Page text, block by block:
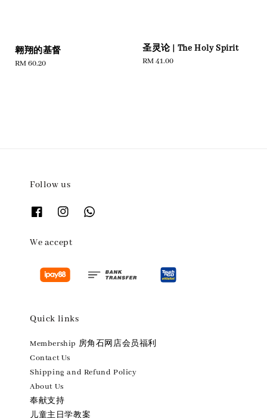
翱翔的基督
Regular
RM 60.20
圣灵论 | The Holy Spirit
Regular
RM 41.00
Follow us
We accept
Quick links
Membership 房角石网店会员福利
Contact Us
Shipping and Refund Policy
About Us
奉献支持
儿童主日学教案